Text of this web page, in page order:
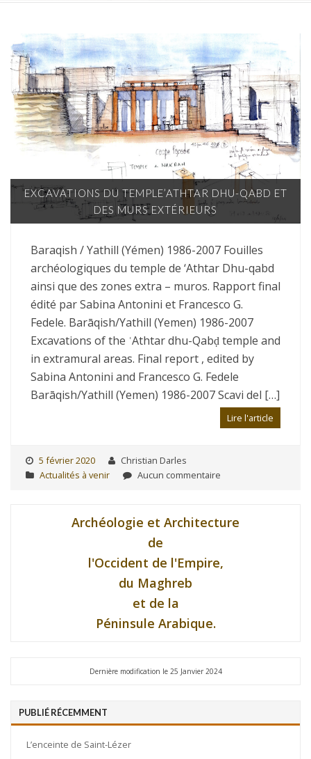
EXCAVATIONS DU TEMPLE’ATHTAR DHU-QABD ET
DES MURS EXTÉRIEURS
Baraqish / Yathill (Yémen) 1986-2007 Fouilles
archéologiques du temple de ‘Athtar Dhu-qabd
ainsi que des zones extra – muros. Rapport final
édité par Sabina Antonini et Francesco G.
Fedele. Barāqish/Yathill (Yemen) 1986-2007
Excavations of the ʿAthtar dhu-Qabḍ temple and
in extramural areas. Final report , edited by
Sabina Antonini and Francesco G. Fedele
Barāqish/Yathill (Yemen) 1986-2007 Scavi del […]
Lire l'article
5 février 2020
Christian Darles
Actualités à venir
Aucun commentaire
Archéologie et Architecture
de
l'Occident de l'Empire,
du Maghreb
et de la
Péninsule Arabique.
Dernière modification le 25 Janvier 2024
PUBLIÉ RÉCEMMENT
L’enceinte de Saint-Lézer